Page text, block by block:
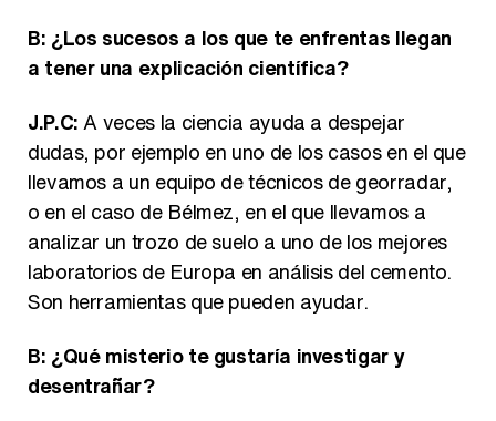
B: ¿Los sucesos a los que te enfrentas llegan
a tener una explicación científica?
J.P.C:A veces la ciencia ayuda a despejar
dudas, por ejemplo en uno de los casos en el que
llevamos a un equipo de técnicos de georradar,
o en el caso de Bélmez, en el que llevamos a
analizar un trozo de suelo a uno de los mejores
laboratorios de Europa en análisis del cemento.
Son herramientas que pueden ayudar.
B: ¿Qué misterio te gustaría investigar y
desentrañar?